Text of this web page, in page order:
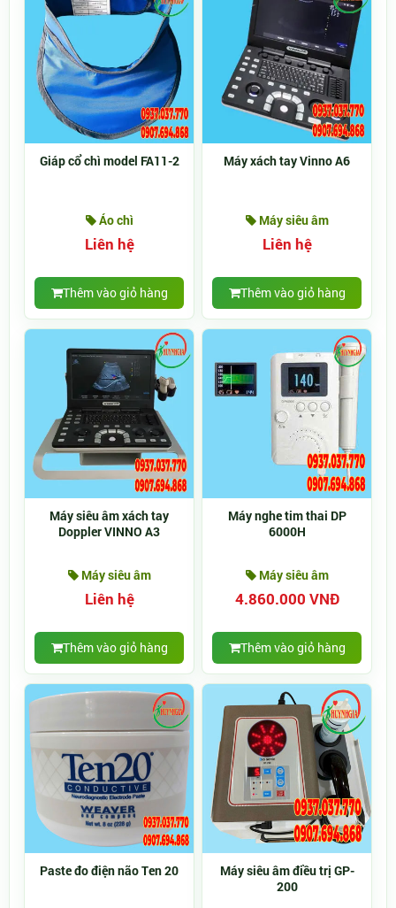
Giáp cổ chì model FA11-2
Áo chì
Liên hệ
Thêm vào giỏ hàng
Máy xách tay Vinno A6
Máy siêu âm
Liên hệ
Thêm vào giỏ hàng
Máy siêu âm xách tay
Doppler VINNO A3
Máy siêu âm
Liên hệ
Thêm vào giỏ hàng
Máy nghe tim thai DP
6000H
Máy siêu âm
4.860.000 VNĐ
Thêm vào giỏ hàng
Paste đo điện não Ten 20
Máy siêu âm điều trị GP-
200